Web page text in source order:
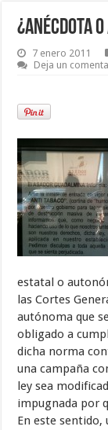
¿Anécdota
7 enero 2011
Deja un
estatal o
las Cortes
autónoma que
obligado a
dicha norma
una campaña
ley sea
impugnada por
En este sentido,